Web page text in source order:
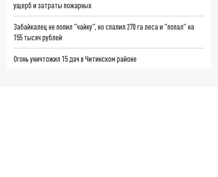
ущерб и затраты пожарных
Забайкалец не попил "чайку", но спалил 270 га леса и "попал" на
155 тысяч рублей
Огонь уничтожил 15 дач в Читинском районе